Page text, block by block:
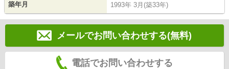
築年月 1993年 3月(築33年)
メールでお問い合わせする(無料)
電話でお問い合わせする